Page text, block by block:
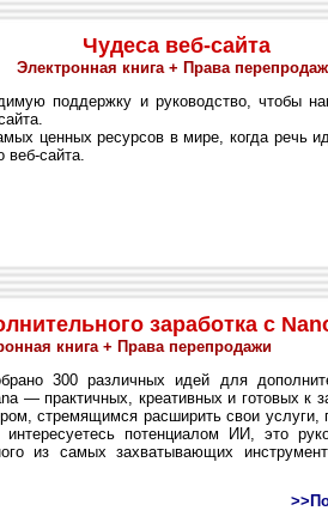
Чудеса веб-сайта
Электронная книга + Права
поддержку и руководство, чтобы
ценных ресурсов в мире, когда речь
веб-сайта.
заработка с
книга + Права перепродажи
300 различных идей для
— практичных, креативных и готовых к
стремящимся расширить свои услуги,
потенциалом ИИ, это
из самых захватывающих